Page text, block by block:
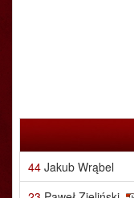
44 Jakub Wrąbel